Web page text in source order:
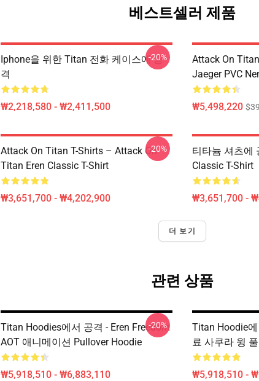
베스트셀러 제품
Iphone을 위한 Titan 전화 케이스에 공
격
₩2,218,580 - ₩2,411,500
-20%
Attack On
Jaeger PVC
₩5,498,220
Attack On Titan T-Shirts – Attack On
Titan Eren Classic T-Shirt
₩3,651,700 - ₩4,202,900
-20%
티타늄 셔츠에
Classic T-Shirt
₩3,651,700 -
더 보기
관련 상품
Titan Hoodies에서 공격 - Eren Freedom
AOT 애니메이션 Pullover Hoodie
₩5,918,510 - ₩6,883,110
-20%
Titan Hoodie
료 사쿠라 윙
₩5,918,510 -